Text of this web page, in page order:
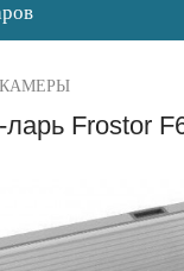
Frostor